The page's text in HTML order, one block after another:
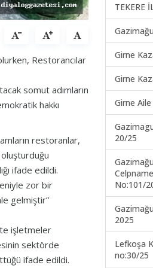
Restorancılar
somut adımların
hakkı
restoranlar,
ifade edildi.
zor bir
gelmiştir”
işletmeler
sektörde
ifade edildi.
TEKERE
Girne
Girne
Girne
20/25
No:101/
2025
Lefkoşa
no:30/25